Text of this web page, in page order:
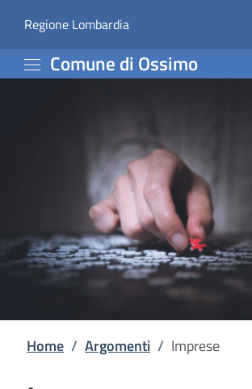
Imprese |
Regione Lombardia(apre in un'altra scheda).
Comune di Ossimo
Home / Argomenti / Imprese